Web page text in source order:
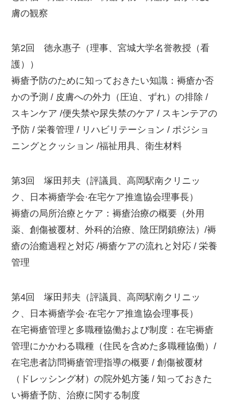
膚の観察
第2回 徳永惠子（理事、宮城大学名誉教授（看
護））
褥瘡予防のために知っておきたい知識：褥瘡か否
かの予測 / 皮膚への外力（圧迫、ずれ）の排除 /
スキンケア /便失禁や尿失禁のケア / スキンテアの
予防 / 栄養管理 / リハビリテーション / ポジショ
ニングとクッション /福祉用具、衛生材料
第3回 塚田邦夫（評議員、高岡駅南クリニッ
ク、日本褥瘡学会·在宅ケア推進協会理事長）
褥瘡の局所治療とケア：褥瘡治療の概要（外用
薬、創傷被覆材、外科的治療、陰圧閉鎖療法）/褥
瘡の治癒過程と対応 /褥瘡ケアの流れと対応 / 栄養
管理
第4回 塚田邦夫（評議員、高岡駅南クリニッ
ク、日本褥瘡学会·在宅ケア推進協会理事長）
在宅褥瘡管理と多職種協働および制度：在宅褥瘡
管理にかかわる職種（住民を含めた多職種協働）/
在宅患者訪問褥瘡管理指導の概要 / 創傷被覆材
（ドレッシング材）の院外処方箋 / 知っておきた
い褥瘡予防、治療に関する制度